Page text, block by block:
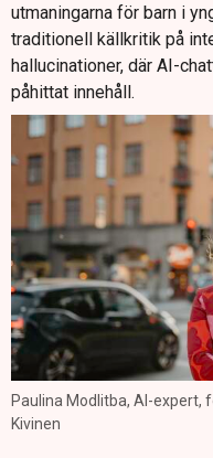
utmaningarna för barn i
traditionell källkritik på
hallucinationer, där AI-
påhittat innehåll.
Paulina Modlitba, AI-
Kivinen